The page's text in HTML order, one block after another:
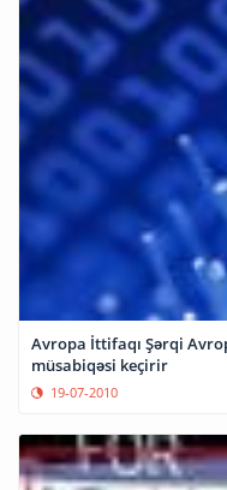
Avropa İttifaqı Şərqi
müsabiqəsi keçirir
19-07-2010